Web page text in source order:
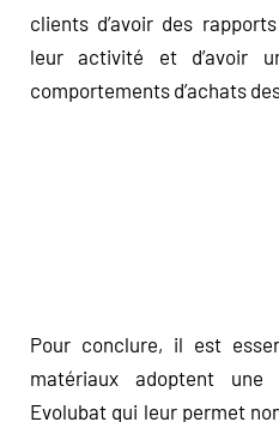
clients d’avoir des
leur activité et d’avoir
comportements d’achats
Pour conclure, il est
matériaux adoptent
Evolubat qui leur permet